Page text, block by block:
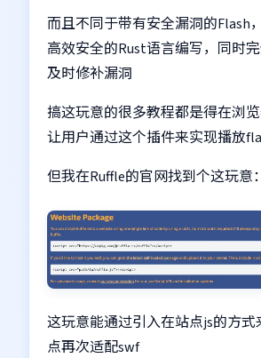
而且不同于带有安全漏洞的Flash
高效安全的Rust语言编写，同时
及时修补漏洞
搞这玩意的很多教程都是得在浏览
让用户通过这个插件来实现播放
但我在Ruffle的官网找到个这玩意：
这玩意能通过引入在站点js的方式
点再次适配swf